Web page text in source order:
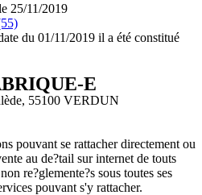
25/11/2019
du 01/11/2019 il a été constitué
E
55100 VERDUN
pouvant se rattacher directement ou
au de?tail sur internet de touts
re?glemente?s sous toutes ses
pouvant s'y rattacher.